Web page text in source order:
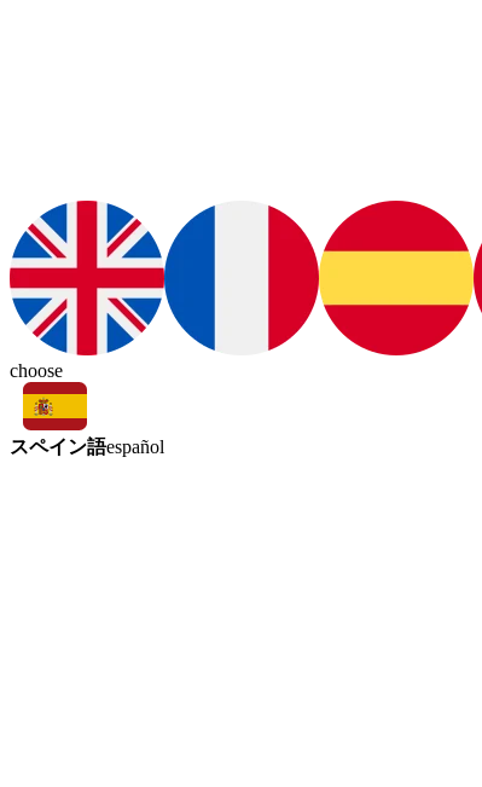
choose
スペイン語español